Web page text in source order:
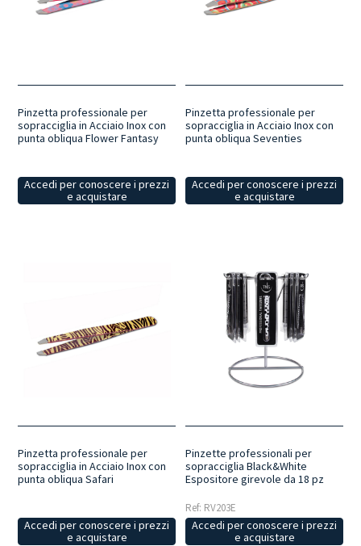
Pinzetta professionale per
sopracciglia in Acciaio Inox con
punta obliqua Flower Fantasy
Accedi per conoscere i prezzi
e acquistare
Pinzetta professionale per
sopracciglia in Acciaio Inox con
punta obliqua Seventies
Accedi per conoscere i prezzi
e acquistare
Pinzetta professionale per
sopracciglia in Acciaio Inox con
punta obliqua Safari
Accedi per conoscere i prezzi
e acquistare
Pinzette professionali per
sopracciglia Black&White
Espositore girevole da 18 pz
Ref: RV203E
Accedi per conoscere i prezzi
e acquistare